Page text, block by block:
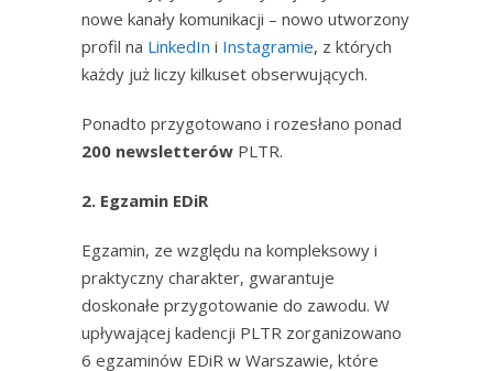
nowe kanały komunikacji – nowo utworzony
profil na LinkedIn i Instagramie, z których
każdy już liczy kilkuset obserwujących.
Ponadto przygotowano i rozesłano ponad
200 newsletterów PLTR.
2. Egzamin EDiR
Egzamin, ze względu na kompleksowy i
praktyczny charakter, gwarantuje
doskonałe przygotowanie do zawodu. W
upływającej kadencji PLTR zorganizowano
6 egzaminów EDiR w Warszawie, które